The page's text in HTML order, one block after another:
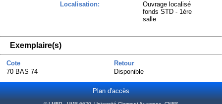
Localisation:
Ouvrage localisé
fonds STD - 1ère
salle
Exemplaire(s)
Cote
Retour
70 BAS 74
Disponible
Plan d'accès